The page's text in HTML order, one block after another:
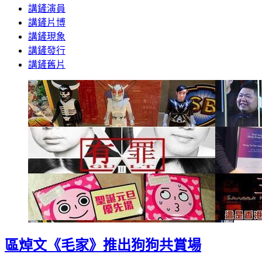
講鏟演員
講鏟片博
講鏟現象
講鏟發行
講鏟舊片
區焯文《毛家》推出狗狗共賞場